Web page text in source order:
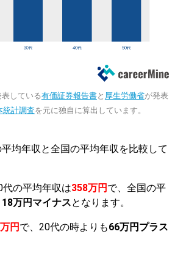
している有価証券報告書と 厚生労働省が発表
統計調査を元に独自に算出しています。
均年収と全国の平均年収を比較して
代の平均年収は358万円 で、全国の平
18万円マイナスとなります。
円 で、20代の時よりも66万円プラス